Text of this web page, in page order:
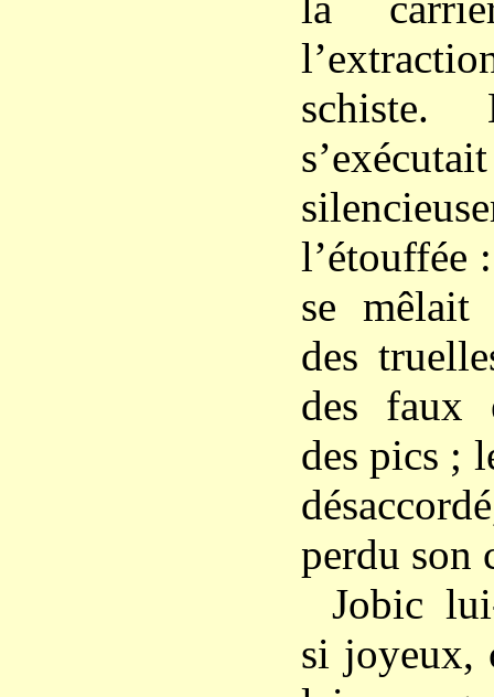
s’exécutait
l’étouffée
se
des
des faux
des pics ;
perdu son
Jobic
si joyeux,